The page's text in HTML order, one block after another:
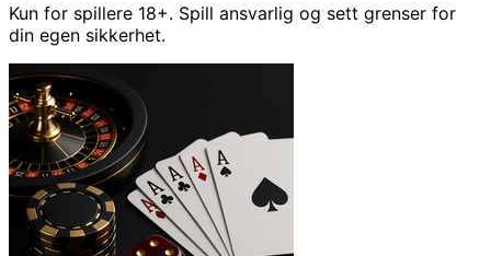
Kun for spillere 18+. Spill ansvarlig og sett grenser for
din egen sikkerhet.